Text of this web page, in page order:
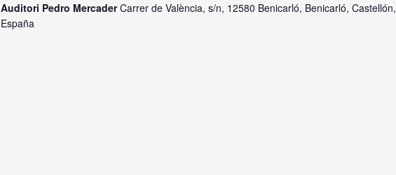
Auditori Pedro MercaderCarrer de València, s/n, 12580 Benicarló, Benicarló, Castellón,
España